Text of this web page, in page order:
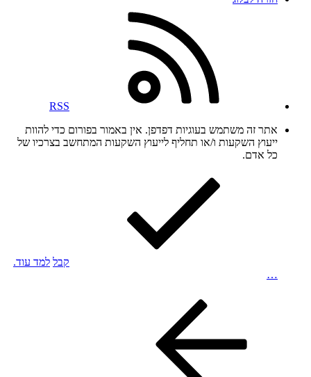
RSS
אתר זה משתמש בעוגיות דפדפן. אין באמור בפורום כדי להוות
ייעוץ השקעות ו/או תחליף לייעוץ השקעות המתחשב בצרכיו של
כל אדם.
קבל למד עוד.
…